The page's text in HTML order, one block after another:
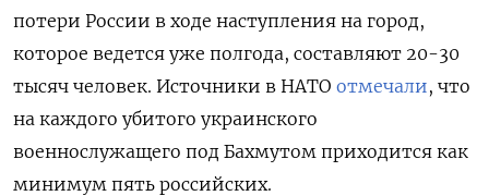
потери России в ходе наступления на город,
которое ведется уже полгода, составляют 20-30
тысяч человек. Источники в НАТО отмечали, что
на каждого убитого украинского
военнослужащего под Бахмутом приходится как
минимум пять российских.